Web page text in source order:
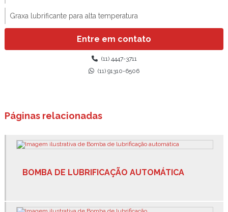
Graxa lubrificante para alta temperatura
Graxa lubrificante spray
Graxa para industria alimentícia
Graxa para industria de alimentos
Graxa sintética para alta temperatura
Graxa spray para alta temperatura
Entre em contato
(11) 4447-3711
(11) 91310-6506
Páginas relacionadas
BOMBA DE LUBRIFICAÇÃO AUTOMÁTICA